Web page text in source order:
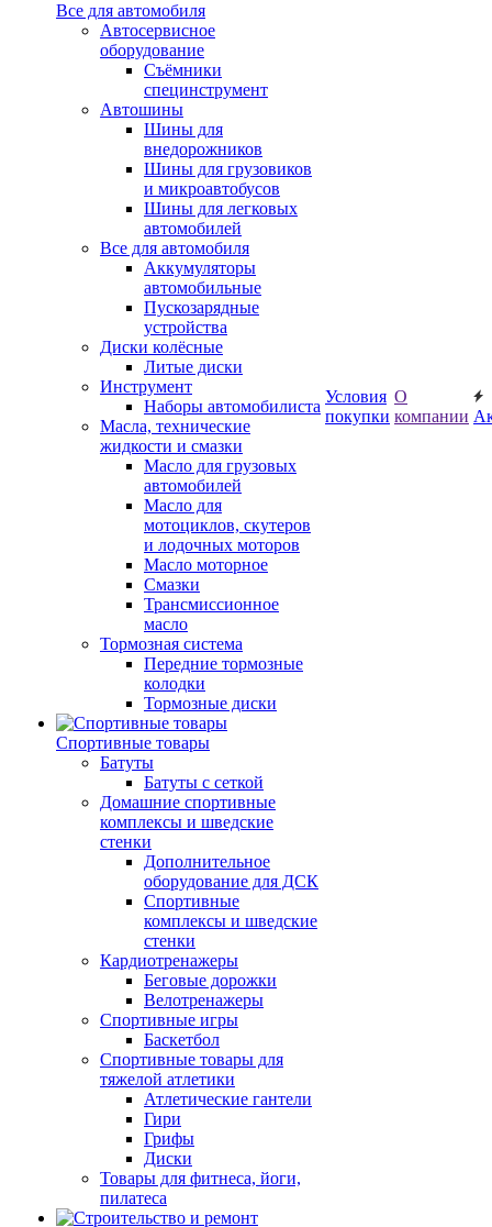
Все для автомобиля
Автосервисное
оборудование
Съёмники
специнструмент
Автошины
Шины для
внедорожников
Шины для грузовиков
и микроавтобусов
Шины для легковых
автомобилей
Все для автомобиля
Аккумуляторы
автомобильные
Пускозарядные
устройства
Диски колёсные
Литые диски
Инструмент
Наборы автомобилиста
Масла, технические
жидкости и смазки
Масло для грузовых
автомобилей
Масло для
мотоциклов, скутеров
и лодочных моторов
Масло моторное
Смазки
Трансмиссионное
масло
Тормозная система
Передние тормозные
колодки
Тормозные диски
Спортивные товары
Батуты
Батуты с сеткой
Домашние спортивные
комплексы и шведские
стенки
Дополнительное
оборудование для ДСК
Спортивные
комплексы и шведские
стенки
Кардиотренажеры
Беговые дорожки
Велотренажеры
Спортивные игры
Баскетбол
Спортивные товары для
тяжелой атлетики
Атлетические гантели
Гири
Грифы
Диски
Товары для фитнеса, йоги,
пилатеса
Условия
покупки
О
компании